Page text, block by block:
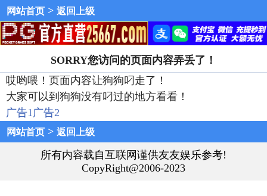
网站首页 > 返回上级
SORRY您访问的页面内容弄丢了！
哎哟喂！页面内容让狗狗叼走了！
大家可以到狗狗没有叼过的地方看看！
广告1广告2
网站首页 > 返回上级
所有内容载自互联网谨供友友娱乐参考!
CopyRight@2006-2023